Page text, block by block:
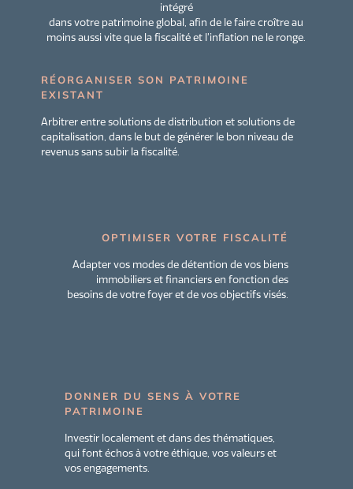
intégré
dans votre patrimoine global, afin de le faire croître au
moins aussi vite que la fiscalité et l’inflation ne le ronge.
RÉORGANISER SON PATRIMOINE
EXISTANT
Arbitrer entre solutions de distribution et solutions de
capitalisation, dans le but de générer le bon niveau de
revenus sans subir la fiscalité.
OPTIMISER VOTRE FISCALITÉ
Adapter vos modes de détention de vos biens
immobiliers et financiers en fonction des
besoins de votre foyer et de vos objectifs visés.
DONNER DU SENS À VOTRE
PATRIMOINE
Investir localement et dans des thématiques,
qui font échos à votre éthique, vos valeurs et
vos engagements.